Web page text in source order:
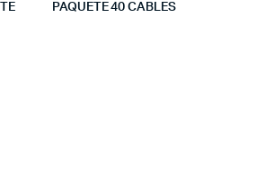
PAQUETE 40 CABLES